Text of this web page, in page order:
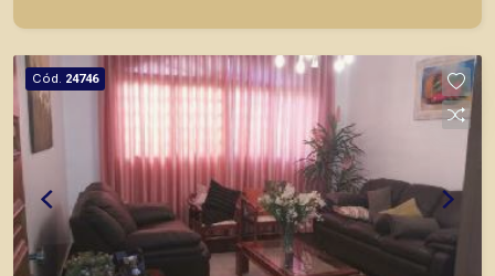
locação, vendas de imóveis prontos, usados ou
mesmo nos principais lançamentos da cidade de
Cód. 24746